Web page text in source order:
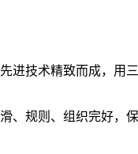
进技术精致而成，
、规则、组织完好，保